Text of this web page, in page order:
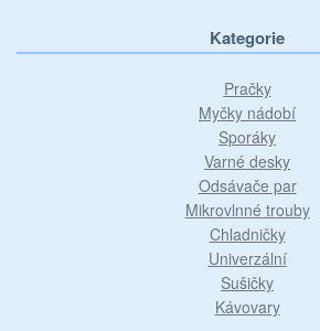
Kategorie
Pračky
Myčky nádobí
Sporáky
Varné desky
Odsávače par
Mikrovlnné trouby
Chladničky
Univerzální
Sušičky
Kávovary